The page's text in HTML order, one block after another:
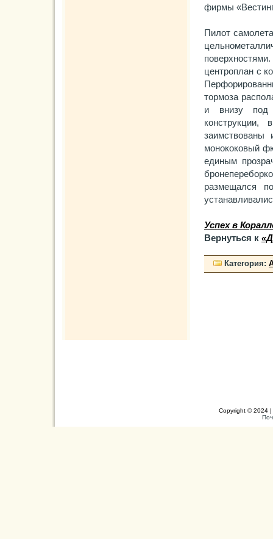
фирмы
Пилот
центроплан с
тормоза
и внизу под
конструкции,
монококовый
единым
размещался
Успех в
Вернуться к
Категория:
Copyright © 2024 |